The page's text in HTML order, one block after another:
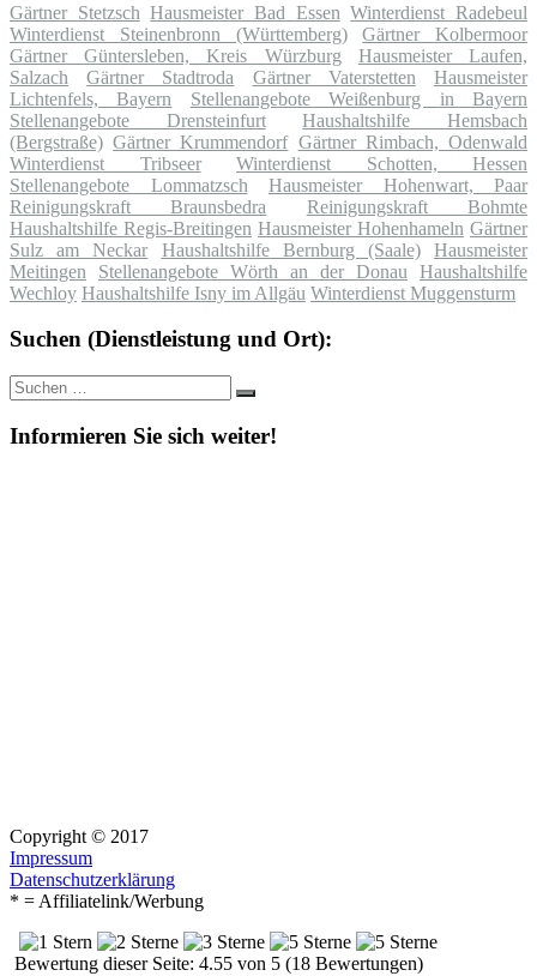
Gärtner Stetzsch Hausmeister Bad Essen Winterdienst Radebeul
Winterdienst Steinenbronn (Württemberg)
Gärtner Kolbermoor
Gärtner Güntersleben, Kreis Würzburg
Hausmeister Laufen,
Salzach
Gärtner Stadtroda Gärtner Vaterstetten
Hausmeister
Lichtenfels, Bayern
Stellenangebote Weißenburg in Bayern
Stellenangebote Drensteinfurt
Haushaltshilfe Hemsbach
(Bergstraße) Gärtner Krummendorf Gärtner Rimbach, Odenwald
Winterdienst Tribseer
Winterdienst Schotten, Hessen
Stellenangebote Lommatzsch
Hausmeister Hohenwart, Paar
Reinigungskraft Braunsbedra
Reinigungskraft Bohmte
Haushaltshilfe Regis-Breitingen Hausmeister Hohenhameln Gärtner
Sulz am Neckar
Haushaltshilfe Bernburg (Saale)
Hausmeister
Meitingen
Stellenangebote Wörth an der Donau
Haushaltshilfe
Wechloy Haushaltshilfe Isny im Allgäu Winterdienst Muggensturm
Suchen (Dienstleistung und Ort):
Suche
nach:
Suchen
Informieren Sie sich weiter!
Copyright © 2017
Impressum
Datenschutzerklärung
* = Affiliatelink/Werbung
Bewertung dieser Seite: 4.55 von 5 (18 Bewertungen)